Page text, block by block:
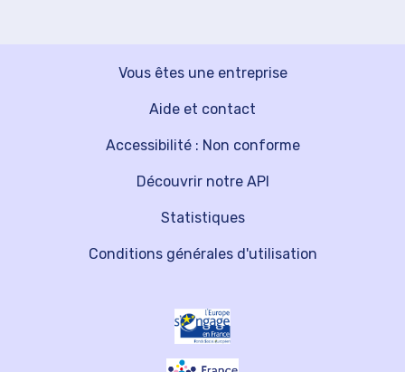
Vous êtes une entreprise
Découvrir notre API
Aide et contact
Statistiques
Accessibilité : Non conforme
Conditions générales d'utilisation